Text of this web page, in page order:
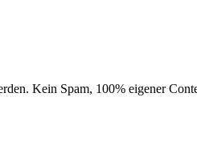
Kein Spam, 100% eigener